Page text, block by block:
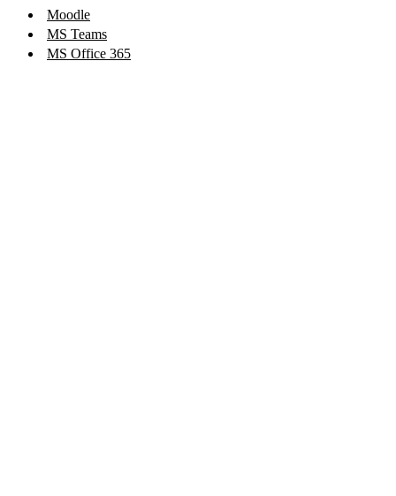
Moodle
MS Teams
MS Office 365